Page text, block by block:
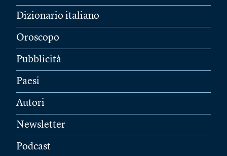
Dizionario italiano
Oroscopo
Pubblicità
Paesi
Autori
Newsletter
Podcast